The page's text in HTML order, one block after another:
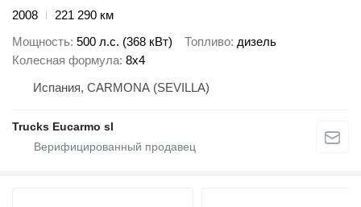
2008
221 290 км
Мощность 500 л.с. (368 кВт) Топливо дизель
Колесная формула 8x4
Испания, CARMONA (SEVILLA)
Trucks Eucarmo sl